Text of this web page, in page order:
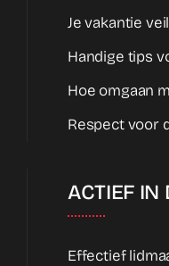
Je vakantie
Handige tips
Hoe omgaan
Respect voor
ACTIEF IN
Effectief